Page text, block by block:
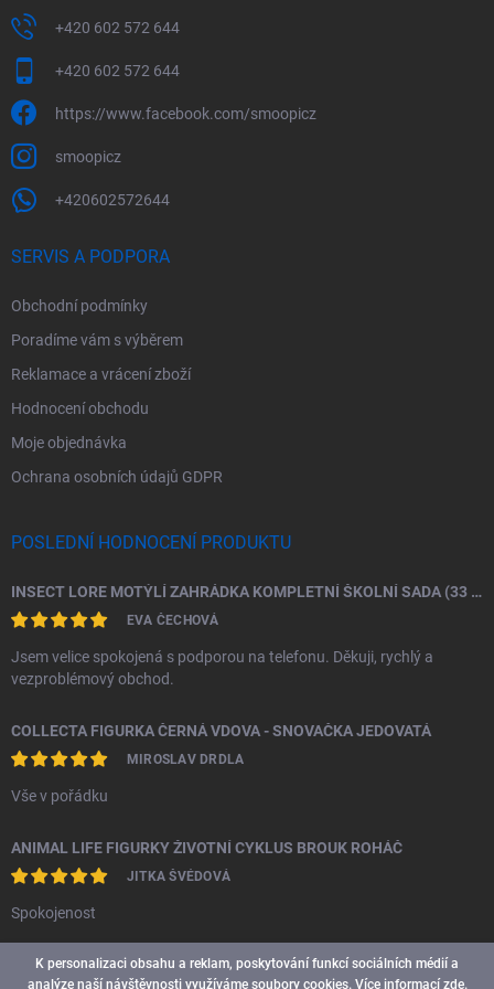
K personalizaci obsahu a reklam, poskytování funkcí sociálních médií a
analýze naší návštěvnosti využíváme soubory cookies. Více informacízde.
+420 602 572 644
+420 602 572 644
https://www.facebook.com/smoopicz
smoopicz
+420602572644
SERVIS A PODPORA
Obchodní podmínky
Poradíme vám s výběrem
Reklamace a vrácení zboží
Hodnocení obchodu
Moje objednávka
Ochrana osobních údajů GDPR
POSLEDNÍ HODNOCENÍ PRODUKTU
INSECT LORE MOTÝLÍ ZAHRÁDKA KOMPLETNÍ ŠKOLNÍ SADA (33 HOUSENEK)
EVA ČECHOVÁ
Jsem velice spokojená s podporou na telefonu. Děkuji, rychlý a
vezproblémový obchod.
COLLECTA FIGURKA ČERNÁ VDOVA - SNOVAČKA JEDOVATÁ
MIROSLAV DRDLA
Vše v pořádku
ANIMAL LIFE FIGURKY ŽIVOTNÍ CYKLUS BROUK ROHÁČ
JITKA ŠVÉDOVÁ
Spokojenost